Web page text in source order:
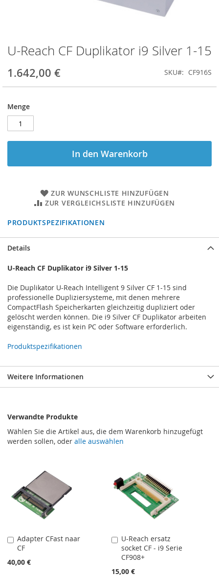
U-Reach CF Duplikator i9 Silver 1-15
1.642,00 € SKU CF916S
Menge
In den Warenkorb
ZUR WUNSCHLISTE HINZUFÜGEN
ZUR VERGLEICHSLISTE HINZUFÜGEN
PRODUKTSPEZIFIKATIONEN
Zum
Anfang
der
Bildgalerie
springen
Details
U-Reach CF Duplikator i9 Silver 1-15
Die Duplikator U-Reach Intelligent 9 Silver CF 1-15 sind
professionelle Dupliziersysteme, mit denen mehrere
CompactFlash Speicherkarten gleichzeitig dupliziert oder
gelöscht werden können. Die i9 Silver CF Duplikator arbeiten
eigenständig, es ist kein PC oder Software erforderlich.
Produktspezifikationen
Weitere Informationen
Verwandte Produkte
Wählen Sie die Artikel aus, die dem Warenkorb hinzugefügt
werden sollen, oder alle auswählen
Adapter CFast naar
CF
40,00 €
In
den
Warenkorb
U-Reach ersatz
socket CF - i9 Serie
CF908+
15,00 €
In
den
Warenkorb